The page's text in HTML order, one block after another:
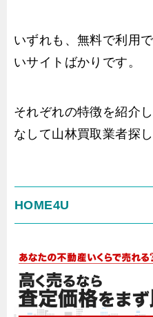
いずれも、無料で利用
いサイトばかりです。
それぞれの特徴を紹介
なして山林買取業者探
HOME4U